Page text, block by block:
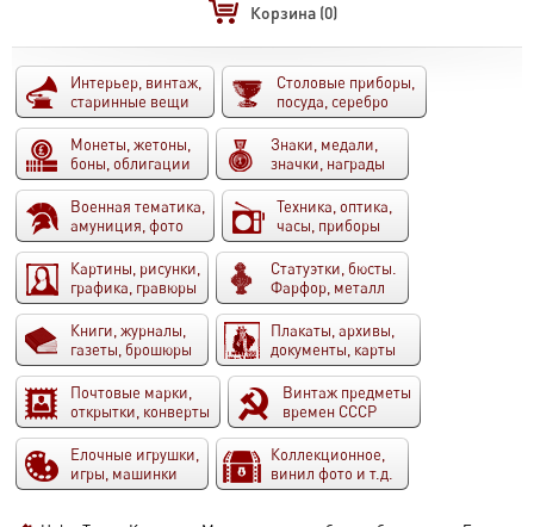
Корзина (0)
Интерьер, винтаж,
старинные вещи
Столовые приборы,
посуда, серебро
Монеты, жетоны,
боны, облигации
Знаки, медали,
значки, награды
Военная тематика,
амуниция, фото
Техника, оптика,
часы, приборы
Картины, рисунки,
графика, гравюры
Статуэтки, бюсты.
Фарфор, металл
Книги, журналы,
газеты, брошюры
Плакаты, архивы,
документы, карты
Почтовые марки,
открытки, конверты
Винтаж предметы
времен СССР
Елочные игрушки,
игры, машинки
Коллекционное,
винил фото и т.д.